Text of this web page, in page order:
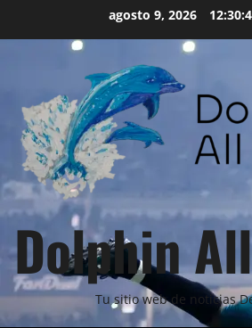
agosto 9, 2026
Dolphin
Tu sitio web de noticias